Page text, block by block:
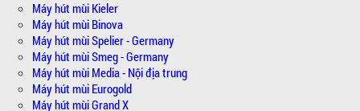
Máy hút mùi Kieler
Máy hút mùi Binova
Máy hút mùi Spelier - Germany
Máy hút mùi Smeg - Germany
Máy hút mùi Media - Nội địa trung
Máy hút mùi Eurogold
Máy hút mùi Grand X